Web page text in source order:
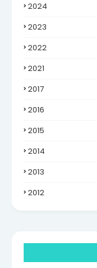
2024
2023
2022
2021
2017
2016
2015
2014
2013
2012